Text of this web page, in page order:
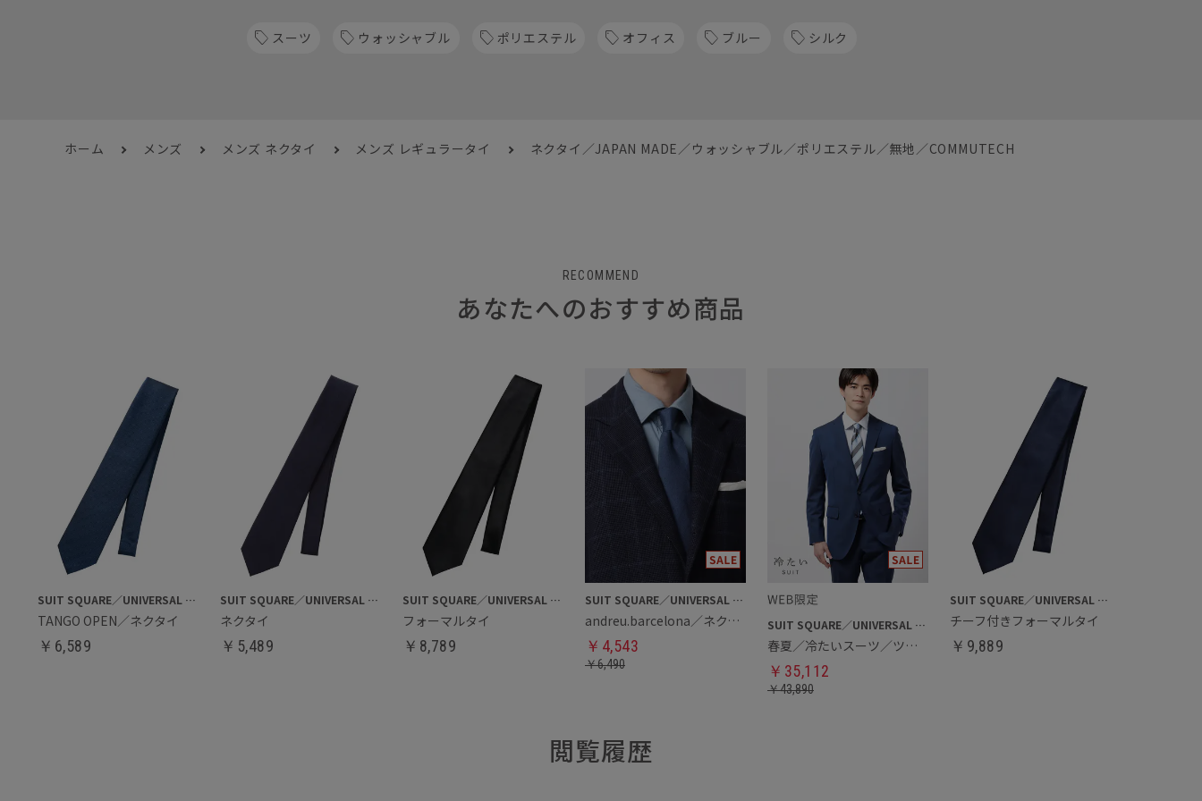
スーツ ウォッシャブル ポリエステル オフィス ブルー シルク
ホーム メンズ メンズ ネクタイ メンズ レギュラータイ ネクタイ／JAPAN MADE／ウォッシャブル／ポリエステル／無地／COMMUTECH
RECOMMEND
あなたへのおすすめ商品
SUIT SQUARE／UNIVERSAL LANGUAGE
TANGO OPEN／ネクタイ
￥ 6,589
SUIT SQUARE／UNIVERSAL LANGUAGE
ネクタイ
￥ 5,489
SUIT SQUARE／UNIVERSAL LANGUAGE
フォーマルタイ
￥ 8,789
SUIT SQUARE／UNIVERSAL LANGUAGE
andreu.barcelona／ネクタイ
￥ 4,543
￥6,490
SUIT SQUARE／UNIVERSAL LANGUAGE
春夏／冷たいスーツ／ツーパンツ
￥ 35,112
￥43,890
SUIT SQUARE／UNIVERSAL LANGUAGE
チーフ付きフォーマルタイ
￥ 9,889
閲覧履歴